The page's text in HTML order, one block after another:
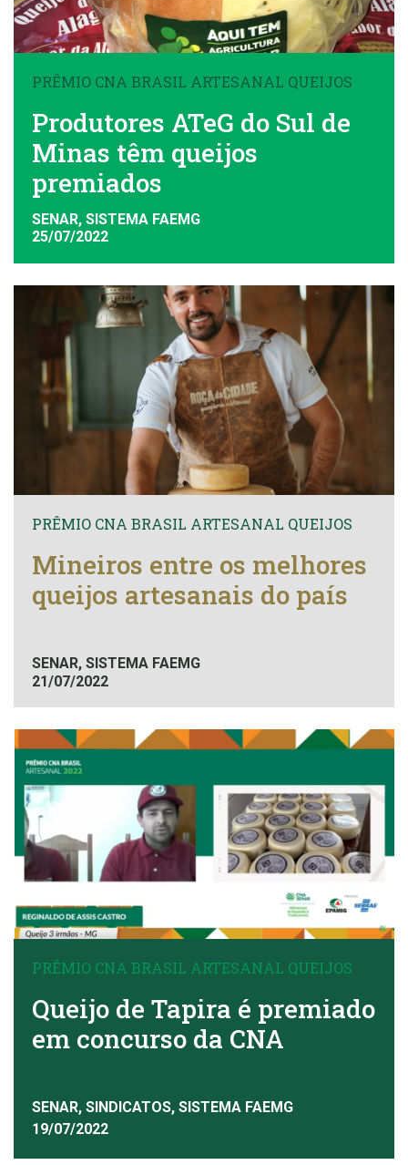
PRÊMIO CNA BRASIL ARTESANAL QUEIJOS
Produtores ATeG do Sul de
Minas têm queijos
premiados
SENAR, SISTEMA FAEMG
25/07/2022
PRÊMIO CNA BRASIL ARTESANAL QUEIJOS
Mineiros entre os melhores
queijos artesanais do país
SENAR, SISTEMA FAEMG
21/07/2022
PRÊMIO CNA BRASIL ARTESANAL QUEIJOS
Queijo de Tapira é premiado
em concurso da CNA
SENAR, SINDICATOS, SISTEMA FAEMG
19/07/2022